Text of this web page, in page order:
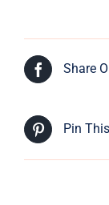
Share
Pin